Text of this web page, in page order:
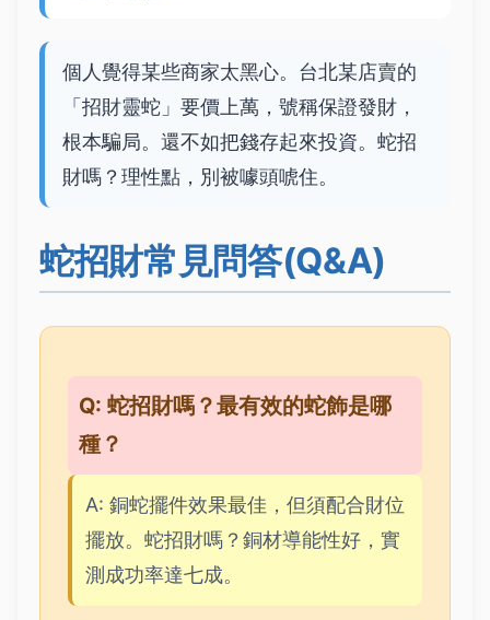
個人覺得某些商家太黑心。台北某店賣的
「招財靈蛇」要價上萬，號稱保證發財，
根本騙局。還不如把錢存起來投資。蛇招
財嗎？理性點，別被噱頭唬住。
蛇招財常見問答(Q&A)
Q: 蛇招財嗎？最有效的蛇飾是哪
種？
A: 銅蛇擺件效果最佳，但須配合財位
擺放。蛇招財嗎？銅材導能性好，實
測成功率達七成。